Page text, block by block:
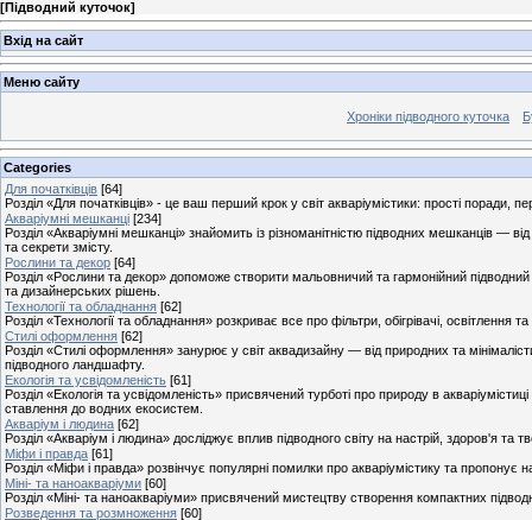
[Підводний куточок]
Вхід на сайт
Меню сайту
Хроніки підводного куточка
Categories
Для початківців [64]
Розділ «Для початківців» - це ваш перший крок у світ акваріумістики: прості поради,
Акваріумні мешканці [234]
Розділ «Акваріумні мешканці» знайомить із різноманітністю підводних мешканців —
та секрети змісту.
Рослини та декор [64]
Розділ «Рослини та декор» допоможе створити мальовничий та гармонійний
та дизайнерських рішень.
Технології та обладнання [62]
Розділ «Технології та обладнання» розкриває все про фільтри, обігрівачі, освітлення
Стилі оформлення [62]
Розділ «Стилі оформлення» занурює у світ аквадизайну — від природних та
підводного ландшафту.
Екологія та усвідомленість [61]
Розділ «Екологія та усвідомленість» присвячений турботі про природу в
ставлення до водних екосистем.
Акваріум і людина [62]
Розділ «Акваріум і людина» досліджує вплив підводного світу на настрій, здоров'я
Міфи і правда [61]
Розділ «Міфи і правда» розвінчує популярні помилки про акваріумістику та пропонує
Міні- та наноакваріуми [60]
Розділ «Міні- та наноакваріуми» присвячений мистецтву створення компактних
Розведення та розмноження [60]